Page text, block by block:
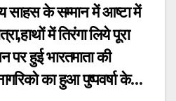
साहस के सम्मान में आष्टा में
में तिरंगा लिये पूरा
हुई भारतमाता की
का हुआ पुष्पवर्षा के